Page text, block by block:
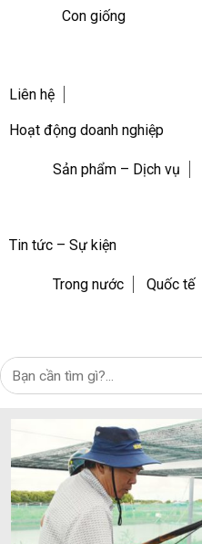
Con giống
Liên hệ
Hoạt động doanh nghiệp
Sản phẩm – Dịch vụ
Tin tức – Sự kiện
Trong nước Quốc tế